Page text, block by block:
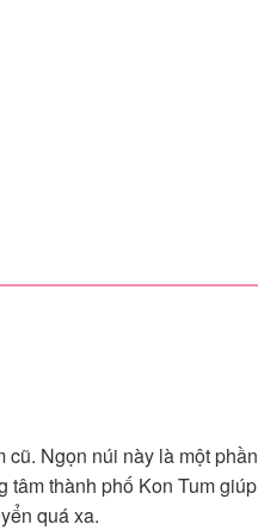
Ngọn núi này là một
thành phố Kon Tum
quá xa.